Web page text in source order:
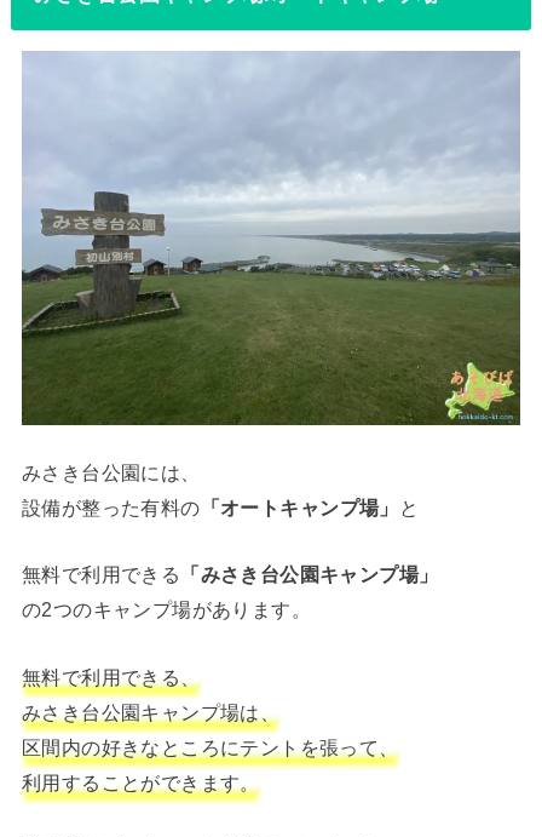
みさき台公園には、
設備が整った有料の 「オートキャンプ場」 と
無料で利用できる
「みさき台公園キャンプ場」
の2つのキャンプ場があります。
無料で利用できる、
みさき台公園キャンプ場は、
区間内の好きなところにテントを張って、
利用することができます。